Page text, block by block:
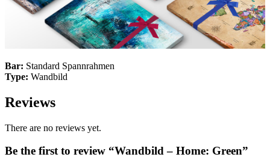
Bar: Standard Spannrahmen
Type: Wandbild
Reviews
There are no reviews yet.
Be the first to review “Wandbild – Home: Green”